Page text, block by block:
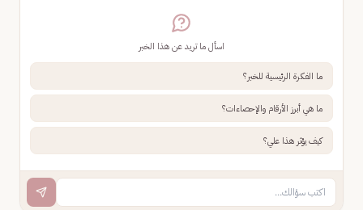
اسأل ما تريد عن هذا الخبر
ما الفكرة الرئيسية للخبر؟
ما هي أبرز الأرقام والإحصاءات؟
كيف يؤثر هذا علي؟